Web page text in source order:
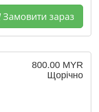
Замовити зараз
800.00 MYR
Щорічно